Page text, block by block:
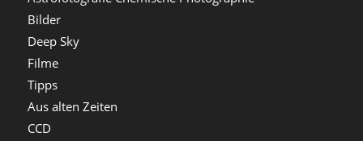
Bilder
Deep Sky
Filme
Tipps
Aus alten Zeiten
CCD